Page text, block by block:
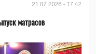
21.07.2026 - 17:42
матрасов